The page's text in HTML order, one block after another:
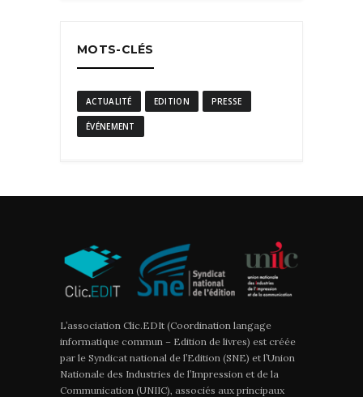
MOTS-CLÉS
ACTUALITÉ EDITION PRESSE
ÉVÉNEMENT
L’association Clic.EDIt (Coordination langage
informatique commun – Edition de livres) est créée
par le Syndicat national de l’Edition (SNE) et l’Union
Nationale des Industries de l’Impression et de la
Communication (UNIIC), associés aux principaux